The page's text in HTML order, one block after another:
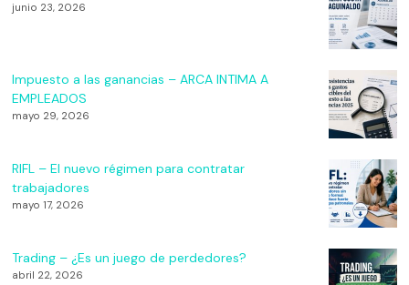
junio 23, 2026
Impuesto a las ganancias – ARCA INTIMA A
EMPLEADOS
mayo 29, 2026
RIFL – El nuevo régimen para contratar
trabajadores
mayo 17, 2026
Trading – ¿Es un juego de perdedores?
abril 22, 2026